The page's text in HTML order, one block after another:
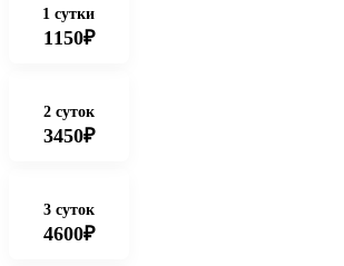
1 сутки
1150₽
2 суток
3450₽
3 суток
4600₽